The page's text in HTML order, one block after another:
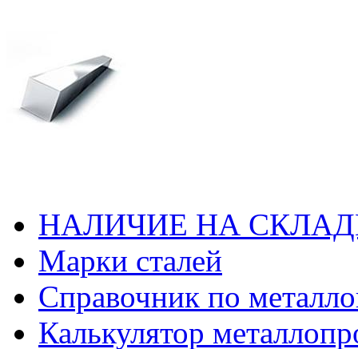
НАЛИЧИЕ НА
Марки сталей
Справочник по
Калькулятор